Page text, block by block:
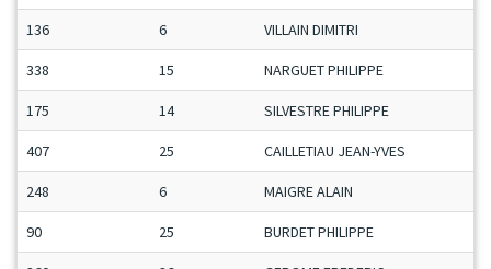
136 6 VILLAIN DIMITRI
338 15 NARGUET PHILIPPE
175 14 SILVESTRE PHILIPPE
407 25 CAILLETIAU JEAN-YVES
248 6 MAIGRE ALAIN
90 25 BURDET PHILIPPE